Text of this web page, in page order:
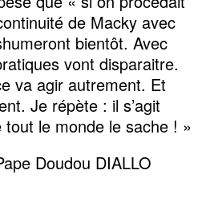
de Macky avec
bientôt. Avec
vont disparaitre.
va agir autrement. Et
Je répète : il s’agit
tout le monde le sache ! »
Doudou DIALLO